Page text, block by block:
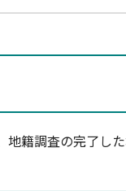
籍調査の完了し